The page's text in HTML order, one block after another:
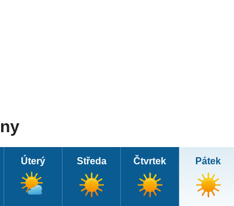
Úterý Středa Čtvrtek Pátek